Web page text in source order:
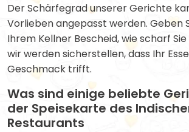
Der Schärfegrad unserer Gerichte
Vorlieben angepasst werden. Geben
Ihrem Kellner Bescheid, wie scharf
wir werden sicherstellen, dass Ihr
Geschmack trifft.
Was sind einige beliebte
der Speisekarte des
Restaurants